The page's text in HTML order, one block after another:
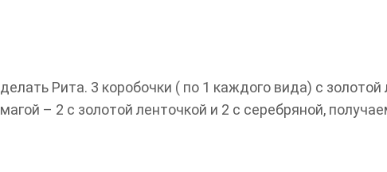
Рита. 3 коробочки ( по 1 каждого вида) с
– 2 с золотой ленточкой и 2 с серебряной,